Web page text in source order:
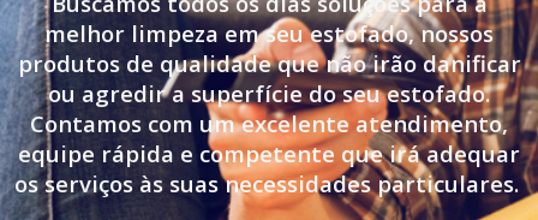
melhor limpeza em seu estofado, nossos
produtos de qualidade que não irão danificar
ou agredir a superfície do seu estofado.
Contamos com um excelente atendimento,
equipe rápida e competente que irá adequar
os serviços às suas necessidades particulares.